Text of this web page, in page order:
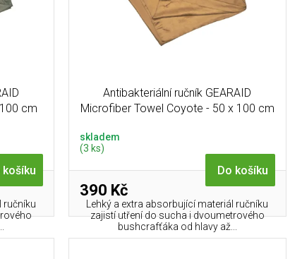
cm
košíku
ručníku
Antibakteriální ručník GEARAID
Microfiber Towel Coyote - 50 x 100 cm
skladem
(3 ks)
390 Kč
Do košíku
Lehký a extra absorbující materiál ručníku
zajistí utření do sucha i dvoumetrového
bushcrafťáka od hlavy až...